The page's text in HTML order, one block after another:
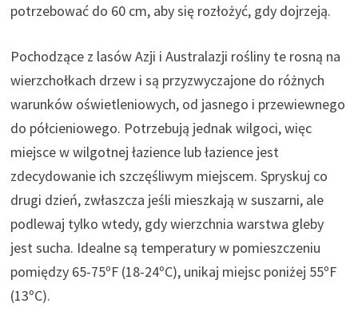
potrzebować do 60 cm, aby się rozłożyć, gdy dojrzeją.
Pochodzące z lasów Azji i Australazji rośliny te rosną na
wierzchołkach drzew i są przyzwyczajone do różnych
warunków oświetleniowych, od jasnego i przewiewnego
do półcieniowego. Potrzebują jednak wilgoci, więc
miejsce w wilgotnej łazience lub łazience jest
zdecydowanie ich szczęśliwym miejscem. Spryskuj co
drugi dzień, zwłaszcza jeśli mieszkają w suszarni, ale
podlewaj tylko wtedy, gdy wierzchnia warstwa gleby
jest sucha. Idealne są temperatury w pomieszczeniu
pomiędzy 65-75ºF (18-24ºC), unikaj miejsc poniżej 55ºF
(13ºC).